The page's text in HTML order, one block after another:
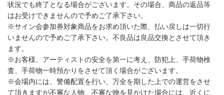
状況でも終了となる場合がございます。その場合、商品の返品等
はお受けできませんので予めご了承下さい。
※サイン会参加券対象商品をお求め頂いた際、払い戻しは一切行
いませんので予めご了承下さい。不良品は良品交換とさせて頂き
ます。
※お客様、アーティストの安全を第一に考え、防犯上、手荷物検
査、手荷物一時預かりをさせて頂く場合がございます。
※会場内には、警備配置を行い、万全を期した上での運営をさせ
て頂きますが不審な人物、不審な物を見かけた場合には、近くに